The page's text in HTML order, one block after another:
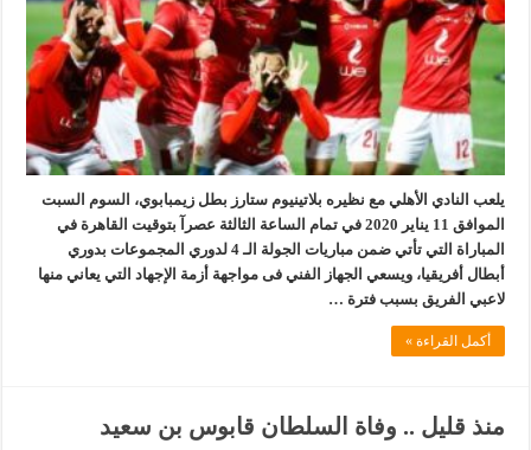
يلعب النادي الأهلي مع نظيره بلاتينيوم ستارز بطل زيمبابوي، السوم السبت
الموافق 11 يناير 2020 في تمام الساعة الثالثة عصرآ بتوقيت القاهرة في
المباراة التي تأتي ضمن مباريات الجولة الـ 4 لدوري المجموعات بدوري
أبطال أفريقيا، ويسعي الجهاز الفني فى مواجهة أزمة الإجهاد التي يعاني منها
لاعبي الفريق بسبب فترة …
أكمل القراءة »
منذ قليل .. وفاة السلطان قابوس بن سعيد